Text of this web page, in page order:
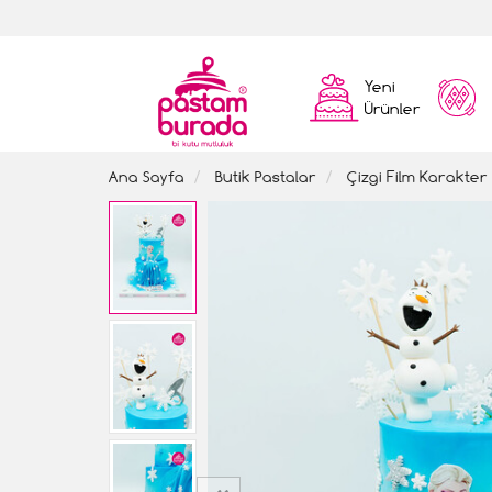
Yeni
Ürünler
Ana Sayfa Butik Pastalar Çizgi Film Karakter